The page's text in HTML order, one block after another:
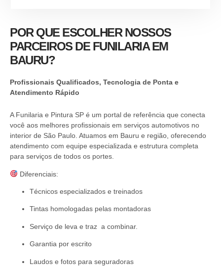
POR QUE ESCOLHER NOSSOS
PARCEIROS DE FUNILARIA EM
BAURU?
Profissionais Qualificados, Tecnologia de Ponta e
Atendimento Rápido
A Funilaria e Pintura SP é um portal de referência que conecta
você aos melhores profissionais em serviços automotivos no
interior de São Paulo. Atuamos em Bauru e região, oferecendo
atendimento com equipe especializada e estrutura completa
para serviços de todos os portes.
Diferenciais:
Técnicos especializados e treinados
Tintas homologadas pelas montadoras
Serviço de leva e traz a combinar.
Garantia por escrito
Laudos e fotos para seguradoras